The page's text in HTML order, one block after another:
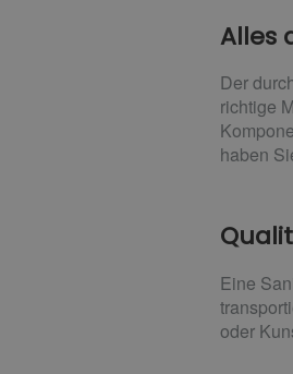
Alles
Der
richtige
haben
Eine
oder